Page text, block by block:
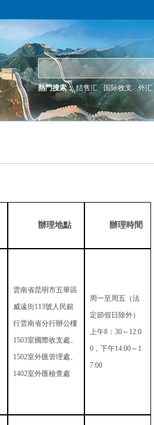
熱門搜索： 结售汇 国际收支 外汇
辦理地點 辦理時間
雲南省昆明市五華區
威遠街113號人民銀
行雲南省分行辦公樓
1503室國際收支處、
1502室外匯管理處、
1402室外匯檢查處
周一至周五（法
定節假日除外）
上午8 ： 30～ 12:0
0 ，下午14:00～ 1
7:00